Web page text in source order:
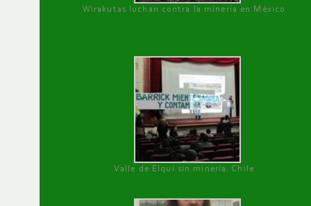
Wirakutas luchan contra la minería en México
Valle de Elqui sin minería. Chile